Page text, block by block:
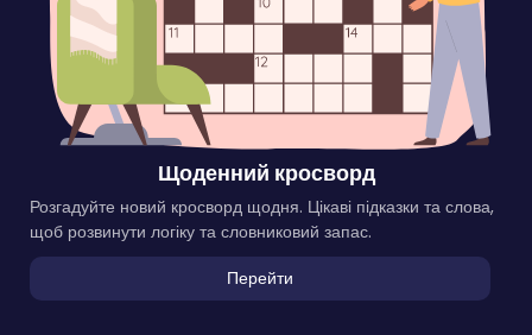
Щоденний кросворд
Розгадуйте новий кросворд щодня. Цікаві підказки та слова,
щоб розвинути логіку та словниковий запас.
Перейти